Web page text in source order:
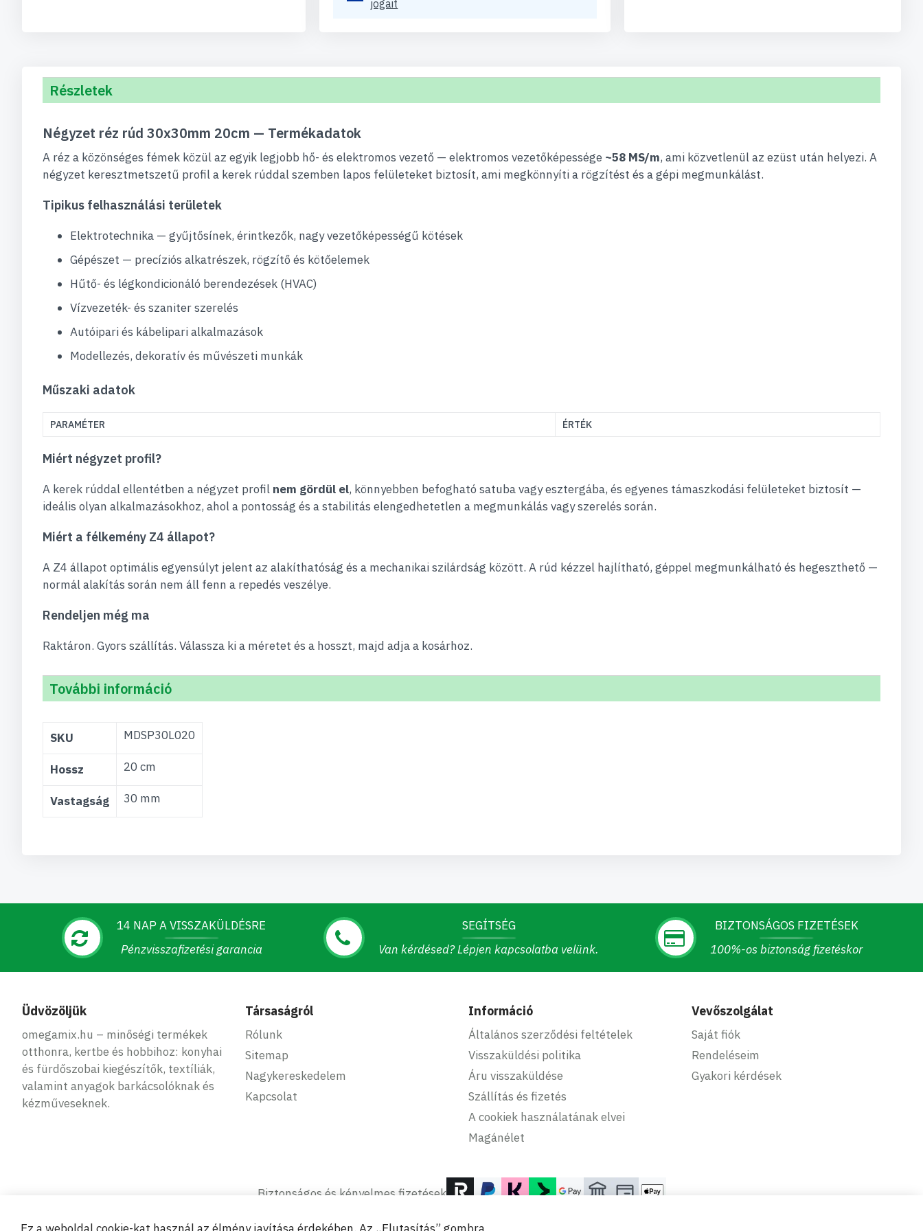
jogait
Részletek
Négyzet réz rúd 30x30mm 20cm — Termékadatok
A réz a közönséges fémek közül az egyik legjobb hő- és elektromos vezető — elektromos vezetőképessége ~58 MS/m, ami közvetlenül az ezüst után helyezi. A
négyzet keresztmetszetű profil a kerek rúddal szemben lapos felületeket biztosít, ami megkönnyíti a rögzítést és a gépi megmunkálást.
Tipikus felhasználási területek
Elektrotechnika — gyűjtősínek, érintkezők, nagy vezetőképességű kötések
Gépészet — precíziós alkatrészek, rögzítő és kötőelemek
Hűtő- és légkondicionáló berendezések (HVAC)
Vízvezeték- és szaniter szerelés
Autóipari és kábelipari alkalmazások
Modellezés, dekoratív és művészeti munkák
Műszaki adatok
PARAMÉTER ÉRTÉK
Miért négyzet profil?
A kerek rúddal ellentétben a négyzet profil nem gördül el, könnyebben befogható satuba vagy esztergába, és egyenes támaszkodási felületeket biztosít —
ideális olyan alkalmazásokhoz, ahol a pontosság és a stabilitás elengedhetetlen a megmunkálás vagy szerelés során.
Miért a félkemény Z4 állapot?
A Z4 állapot optimális egyensúlyt jelent az alakíthatóság és a mechanikai szilárdság között. A rúd kézzel hajlítható, géppel megmunkálható és hegeszthető —
normál alakítás során nem áll fenn a repedés veszélye.
Rendeljen még ma
Raktáron. Gyors szállítás. Válassza ki a méretet és a hosszt, majd adja a kosárhoz.
További információ
információ
SKU MDSP30L020
Hossz 20 cm
Vastagság 30 mm
14 NAP A VISSZAKÜLDÉSRE
Pénzvisszafizetési garancia
SEGÍTSÉG
Van kérdésed? Lépjen kapcsolatba velünk.
BIZTONSÁGOS FIZETÉSEK
100%-os biztonság fizetéskor
Üdvözöljük
omegamix.hu – minőségi termékek
otthonra, kertbe és hobbihoz: konyhai
és fürdőszobai kiegészítők, textíliák,
valamint anyagok barkácsolóknak és
kézműveseknek.
Társaságról
Rólunk
Sitemap
Nagykereskedelem
Kapcsolat
Információ
Általános szerződési feltételek
Visszaküldési politika
Áru visszaküldése
Szállítás és fizetés
A cookiek használatának elvei
Magánélet
Vevőszolgálat
Saját fiók
Rendeléseim
Gyakori kérdések
Biztonságos és kényelmes fizetések